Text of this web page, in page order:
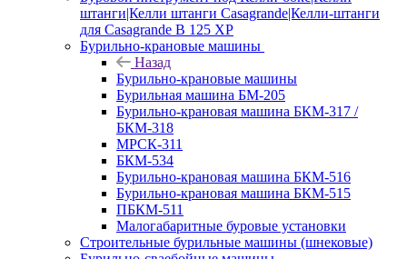
штанги|Келли штанги Casagrande|Келли-штанги
для Casagrande B 125 XP
Бурильно-крановые машины
Назад
Бурильно-крановые машины
Бурильная машина БМ-205
Бурильно-крановая машина БКМ-317 /
БКМ-318
МРСК-311
БКМ-534
Бурильно-крановая машина БКМ-516
Бурильно-крановая машина БКМ-515
ПБКМ-511
Малогабаритные буровые установки
Строительные бурильные машины (шнековые)